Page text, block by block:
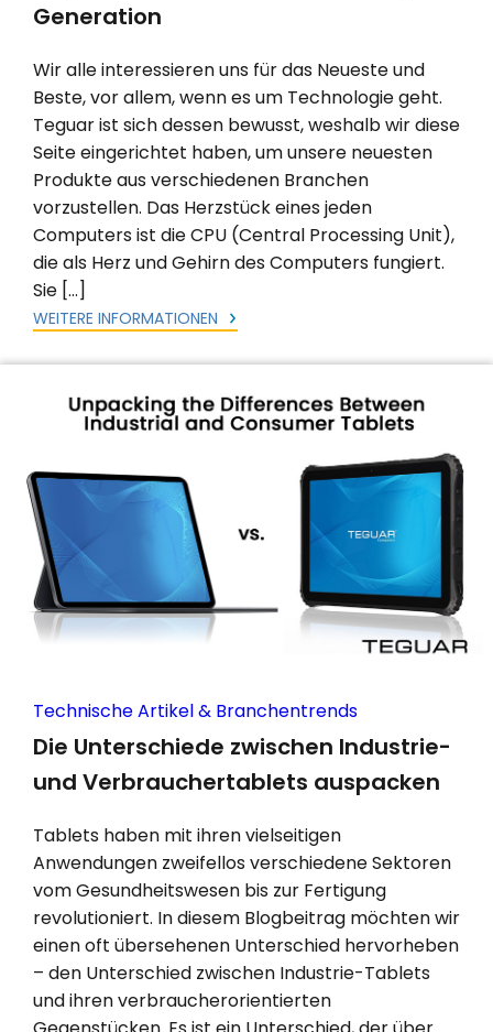
Generation
Wir alle interessieren uns für das Neueste und
Beste, vor allem, wenn es um Technologie geht.
Teguar ist sich dessen bewusst, weshalb wir diese
Seite eingerichtet haben, um unsere neuesten
Produkte aus verschiedenen Branchen
vorzustellen. Das Herzstück eines jeden
Computers ist die CPU (Central Processing Unit),
die als Herz und Gehirn des Computers fungiert.
Sie […]
WEITERE INFORMATIONEN
Technische Artikel & Branchentrends
Die Unterschiede zwischen Industrie-
und Verbrauchertablets auspacken
Tablets haben mit ihren vielseitigen
Anwendungen zweifellos verschiedene Sektoren
vom Gesundheitswesen bis zur Fertigung
revolutioniert. In diesem Blogbeitrag möchten wir
einen oft übersehenen Unterschied hervorheben
– den Unterschied zwischen Industrie-Tablets
und ihren verbraucherorientierten